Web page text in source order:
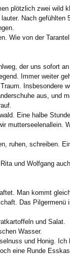
plötzlich zwei wild
Nach
Wie von der
der uns sofort
Immer weiter
aus, und
Eine halbe
mutterseelenallein.
ruhen, schreiben.
und Wolfgang
Man kommt
Das Pilgermenü
und Salat.
Wasser.
und Honig.
eine Runde